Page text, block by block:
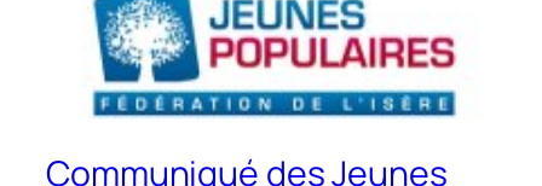
Communiqué des Jeunes